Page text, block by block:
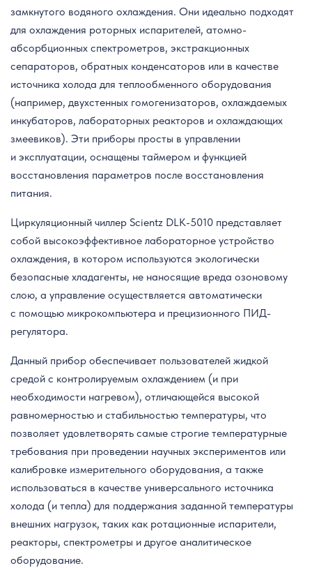
замкнутого водяного охлаждения. Они идеально подходят
для охлаждения роторных испарителей, атомно-
абсорбционных спектрометров, экстракционных
сепараторов, обратных конденсаторов или в качестве
источника холода для теплообменного оборудования
(например, двухстенных гомогенизаторов, охлаждаемых
инкубаторов, лабораторных реакторов и охлаждающих
змеевиков). Эти приборы просты в управлении
и эксплуатации, оснащены таймером и функцией
восстановления параметров после восстановления
питания.
Циркуляционный чиллер Scientz DLK-5010 представляет
собой высокоэффективное лабораторное устройство
охлаждения, в котором используются экологически
безопасные хладагенты, не наносящие вреда озоновому
слою, а управление осуществляется автоматически
с помощью микрокомпьютера и прецизионного ПИД-
регулятора.
Данный прибор обеспечивает пользователей жидкой
средой с контролируемым охлаждением (и при
необходимости нагревом), отличающейся высокой
равномерностью и стабильностью температуры, что
позволяет удовлетворять самые строгие температурные
требования при проведении научных экспериментов или
калибровке измерительного оборудования, а также
использоваться в качестве универсального источника
холода (и тепла) для поддержания заданной температуры
внешних нагрузок, таких как ротационные испарители,
реакторы, спектрометры и другое аналитическое
оборудование.